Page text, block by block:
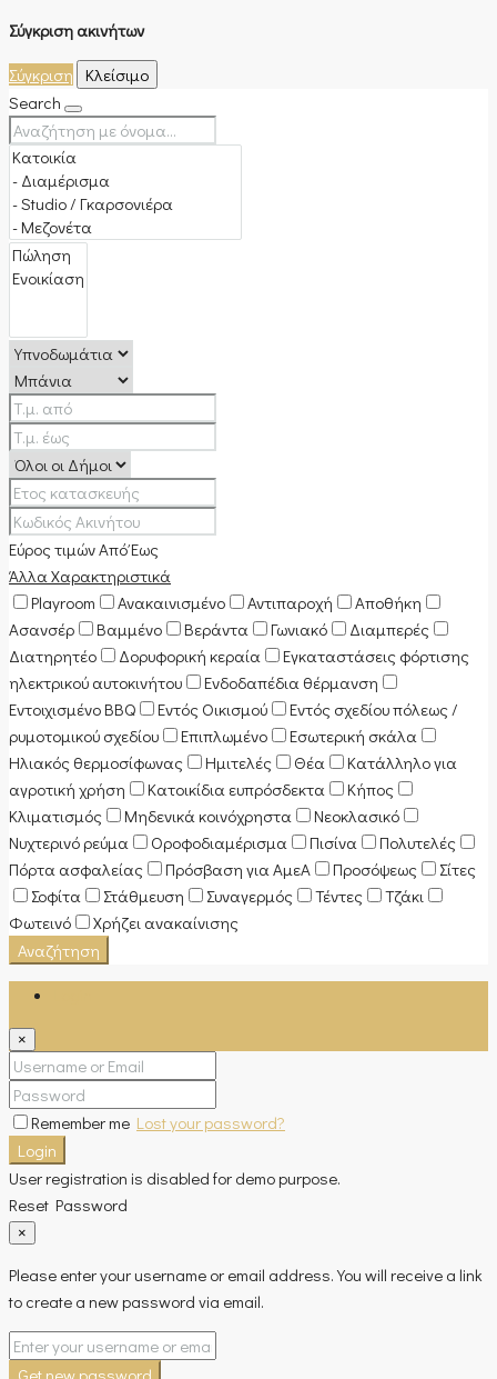
Σύγκριση ακινήτων
Σύγκριση
Κλείσιμο
Search
Εύρος τιμώνΑπόΈως
Άλλα Χαρακτηριστικά
Playroom
Ανακαινισμένο Αντιπαροχή
Αποθήκη
Ασανσέρ
Βαμμένο Βεράντα Γωνιακό
Διαμπερές
Διατηρητέο
Δορυφορική κεραία
Εγκαταστάσεις φόρτισης
ηλεκτρικού αυτοκινήτου
Ενδοδαπέδια θέρμανση
Εντοιχισμένο BBQ
Εντός Οικισμού
Εντός σχεδίου πόλεως /
ρυμοτομικού σχεδίου
Επιπλωμένο
Εσωτερική σκάλα
Ηλιακός θερμοσίφωνας
Ημιτελές Θέα
Κατάλληλο για
αγροτική χρήση
Κατοικίδια ευπρόσδεκτα
Κήπος
Κλιματισμός
Μηδενικά κοινόχρηστα
Νεοκλασικό
Νυχτερινό ρεύμα
Οροφοδιαμέρισμα Πισίνα
Πολυτελές
Πόρτα ασφαλείας
Πρόσβαση για ΑμεΑ Προσόψεως
Σίτες
Σοφίτα
Στάθμευση Συναγερμός Τέντες
Τζάκι
Φωτεινό
Χρήζει ανακαίνισης
Αναζήτηση
×
Remember me Lost your password?
Login
User registration is disabled for demo purpose.
Reset Password
×
Please enter your username or email address. You will receive a link
to create a new password via email.